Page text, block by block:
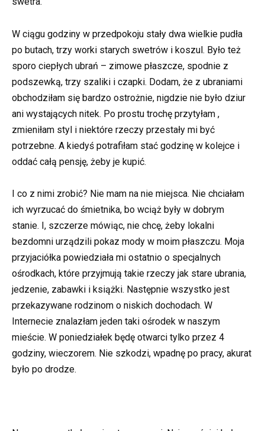
W ciągu godziny w przedpokoju stały dwa wielkie pudła
po butach, trzy worki starych swetrów i koszul. Było też
sporo ciepłych ubrań – zimowe płaszcze, spodnie z
podszewką, trzy szaliki i czapki. Dodam, że z ubraniami
obchodziłam się bardzo ostrożnie, nigdzie nie było dziur
ani wystających nitek. Po prostu trochę przytyłam ,
zmieniłam styl i niektóre rzeczy przestały mi być
potrzebne. A kiedyś potrafiłam stać godzinę w kolejce i
oddać całą pensję, żeby je kupić.
I co z nimi zrobić? Nie mam na nie miejsca. Nie chciałam
ich wyrzucać do śmietnika, bo wciąż były w dobrym
stanie. I, szczerze mówiąc, nie chcę, żeby lokalni
bezdomni urządzili pokaz mody w moim płaszczu. Moja
przyjaciółka powiedziała mi ostatnio o specjalnych
ośrodkach, które przyjmują takie rzeczy jak stare ubrania,
jedzenie, zabawki i książki. Następnie wszystko jest
przekazywane rodzinom o niskich dochodach. W
Internecie znalazłam jeden taki ośrodek w naszym
mieście. W poniedziałek będę otwarci tylko przez 4
godziny, wieczorem. Nie szkodzi, wpadnę po pracy, akurat
było po drodze.